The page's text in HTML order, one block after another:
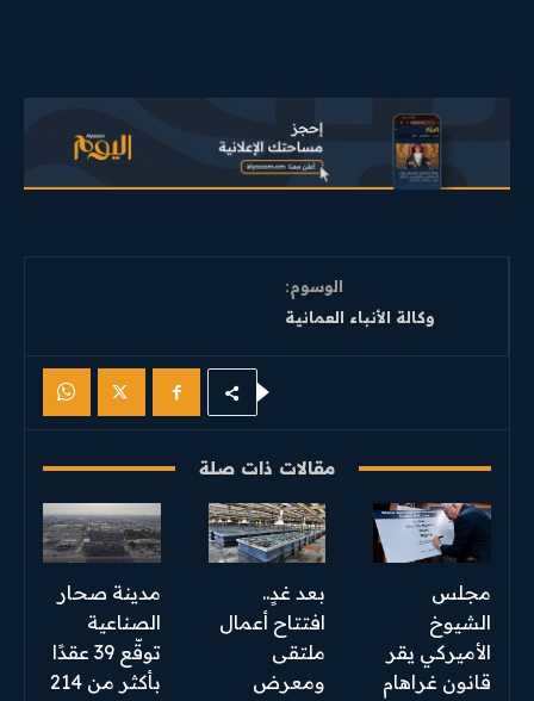
الوسوم:
وكالة الأنباء العمانية
مقالات ذات صلة
مجلس
الشيوخ
الأميركي يقر
قانون غراهام
بعد غدٍ..
افتتاح أعمال
ملتقى
ومعرض
مدينة صحار
الصناعية
توقّع 39 عقدًا
بأكثر من 214